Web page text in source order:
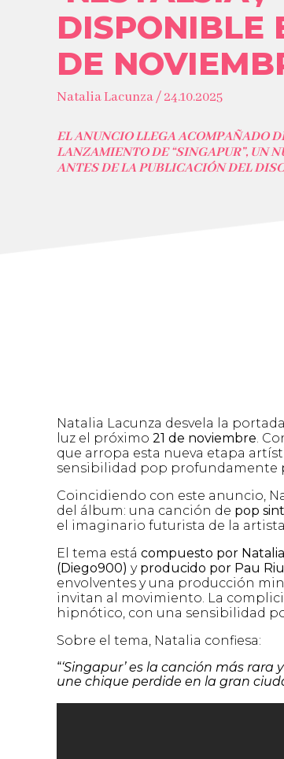
DISPONIBLE
DE
Natalia Lacunza / 24.10.2025
EL ANUNCIO LLEGA ACOMPAÑADO
LANZAMIENTO DE “SINGAPUR”, UN
ANTES DE LA PUBLICACIÓN DEL
Natalia Lacunza desvela la
luz el próximo 21 de noviembre.
que arropa esta nueva etapa
sensibilidad pop profundamente
Coincidiendo con este anuncio,
del álbum: una canción de pop
el imaginario futurista de la
El tema está compuesto por
(Diego900) y producido por Pau
envolventes y una producción
invitan al movimiento. La
hipnótico, con una sensibilidad
Sobre el tema, Natalia confiesa:
“‘Singapur’ es la canción más
une chique perdide en la gran